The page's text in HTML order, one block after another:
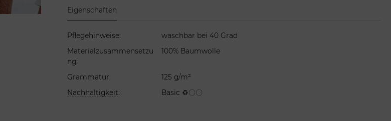
Eigenschaften
Pflegehinweise:
waschbar bei 40 Grad
Materialzusammensetzu
ng:
100% Baumwolle
Grammatur:
125 g/m²
Nachhaltigkeit: Basic ♻〇〇